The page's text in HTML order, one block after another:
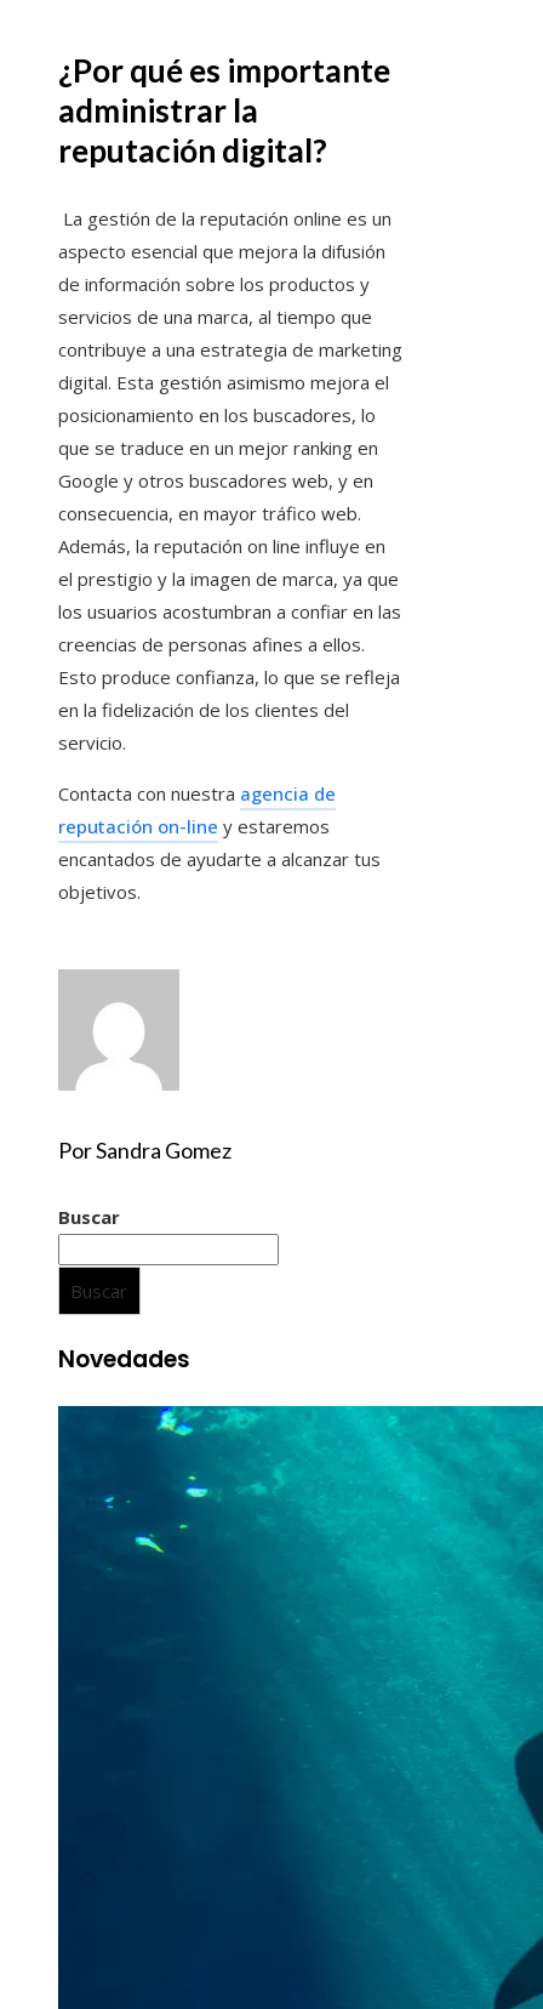
¿Por qué es importante
administrar la
reputación digital?
La gestión de la reputación online es un
aspecto esencial que mejora la difusión
de información sobre los productos y
servicios de una marca, al tiempo que
contribuye a una estrategia de marketing
digital. Esta gestión asimismo mejora el
posicionamiento en los buscadores, lo
que se traduce en un mejor ranking en
Google y otros buscadores web, y en
consecuencia, en mayor tráfico web.
Además, la reputación on line influye en
el prestigio y la imagen de marca, ya que
los usuarios acostumbran a confiar en las
creencias de personas afines a ellos.
Esto produce confianza, lo que se refleja
en la fidelización de los clientes del
servicio.
Contacta con nuestra agencia de
reputación on-line y estaremos
encantados de ayudarte a alcanzar tus
objetivos.
Por Sandra Gomez
Buscar
Buscar
Novedades